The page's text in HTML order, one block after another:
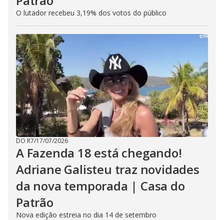
O lutador recebeu 3,19% dos votos do público
DO R7/17/07/2026
A Fazenda 18 está chegando!
Adriane Galisteu traz novidades
da nova temporada | Casa do
Patrão
Nova edição estreia no dia 14 de setembro